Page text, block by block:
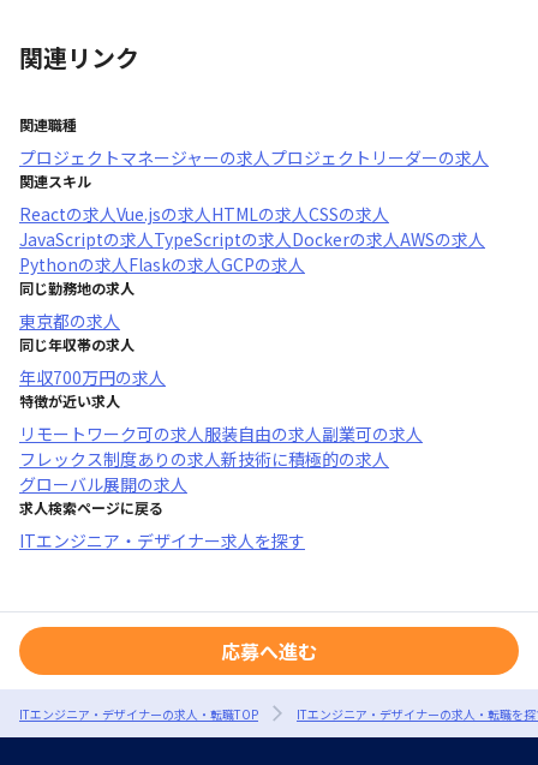
関連リンク
関連職種
プロジェクトマネージャーの求人プロジェクトリーダーの求人
関連スキル
Reactの求人Vue.jsの求人HTMLの求人CSSの求人
JavaScriptの求人TypeScriptの求人Dockerの求人AWSの求人
Pythonの求人Flaskの求人GCPの求人
同じ勤務地の求人
東京都の求人
同じ年収帯の求人
年収700万円の求人
特徴が近い求人
リモートワーク可の求人服装自由の求人副業可の求人
フレックス制度あり の求人新技術に積極的の求人
グローバル展開の求人
求人検索ページに戻る
ITエンジニア・デザイナー求人を探す
応募へ進む
ITエンジニア・デザイナーの求人・転職TOP ITエンジニア・デザイナーの求人・転職を